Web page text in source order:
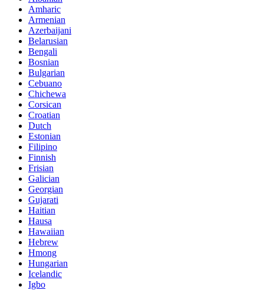
Amharic
Armenian
Azerbaijani
Belarusian
Bengali
Bosnian
Bulgarian
Cebuano
Chichewa
Corsican
Croatian
Dutch
Estonian
Filipino
Finnish
Frisian
Galician
Georgian
Gujarati
Haitian
Hausa
Hawaiian
Hebrew
Hmong
Hungarian
Icelandic
Igbo